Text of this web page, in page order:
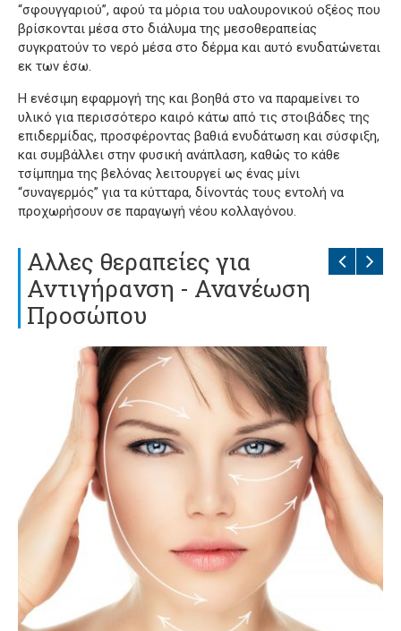
“σφουγγαριού”, αφού τα μόρια του υαλουρονικού οξέος που
βρίσκονται μέσα στο διάλυμα της μεσοθεραπείας
συγκρατούν το νερό μέσα στο δέρμα και αυτό ενυδατώνεται
εκ των έσω.
Η ενέσιμη εφαρμογή της και βοηθά στο να παραμείνει το
υλικό για περισσότερο καιρό κάτω από τις στοιβάδες της
επιδερμίδας, προσφέροντας βαθιά ενυδάτωση και σύσφιξη,
και συμβάλλει στην φυσική ανάπλαση, καθώς το κάθε
τσίμπημα της βελόνας λειτουργεί ως ένας μίνι
“συναγερμός” για τα κύτταρα, δίνοντάς τους εντολή να
προχωρήσουν σε παραγωγή νέου κολλαγόνου.
Αλλες θεραπείες για
Αντιγήρανση - Ανανέωση
Προσώπου